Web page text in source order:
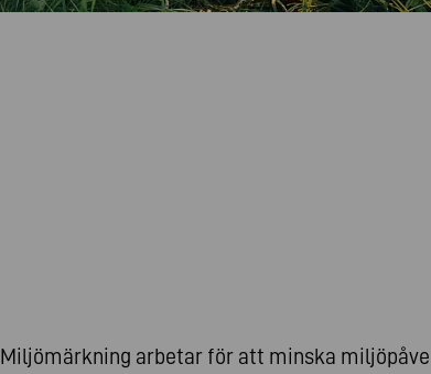
Miljömärkning arbetar för att minska